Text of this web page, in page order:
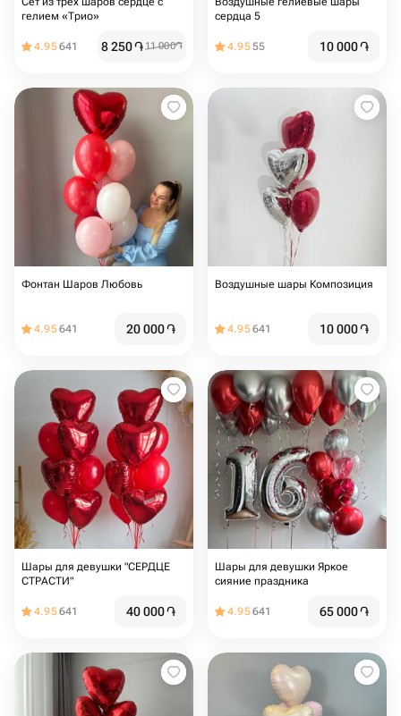
гелием «Трио»
4.95641 8 250֏11 000֏
сердца 5️
4.9555 10 000֏
Фонтан Шаров Любовь
4.95641 20 000֏
Воздушные шары Композиция
4.95641 10 000֏
Шары для девушки "СЕРДЦЕ
СТРАСТИ"
4.95641 40 000֏
Шары для девушки Яркое
сияние праздника
4.95641 65 000֏